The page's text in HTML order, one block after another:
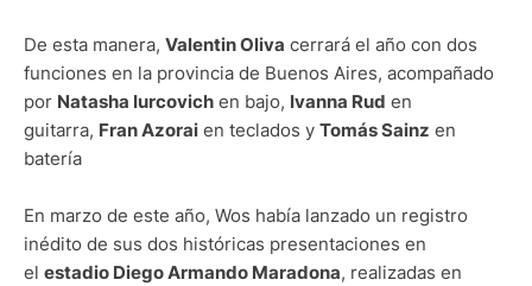
De esta manera, Valentin Oliva cerrará el año con dos
funciones en la provincia de Buenos Aires, acompañado
por Natasha Iurcovich en bajo, Ivanna Rud en
guitarra, Fran Azorai en teclados y Tomás Sainz en
batería
En marzo de este año, Wos había lanzado un registro
inédito de sus dos históricas presentaciones en
el estadio Diego Armando Maradona, realizadas en